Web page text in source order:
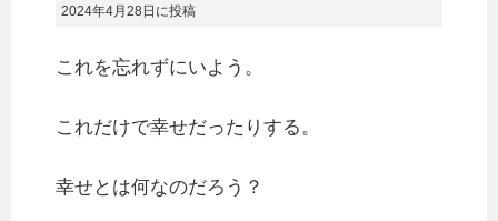
2024年4月28日 に投稿
これを忘れずにいよう。
これだけで幸せだったりする。
幸せとは何なのだろう？